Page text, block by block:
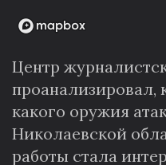
Центр
проанализировал,
какого оружия
Николаевской
работы стала